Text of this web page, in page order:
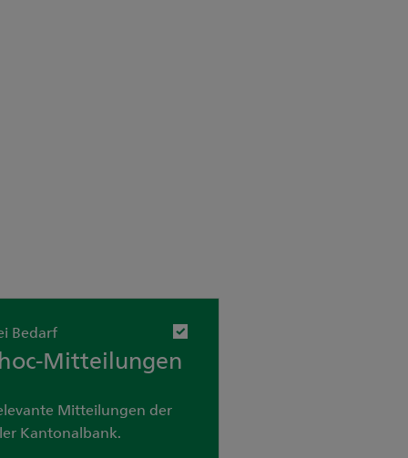
Bedarf
Mitteilungen
Mitteilungen der
Kantonalbank.